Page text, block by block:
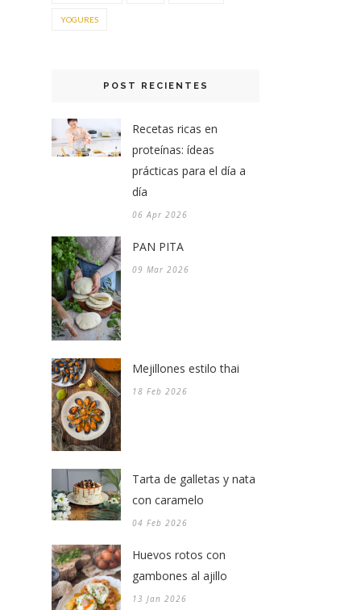
YOGURES
POST RECIENTES
Recetas ricas en
proteínas: ídeas
prácticas para el día a
día
06 Apr 2026
PAN PITA
09 Mar 2026
Mejillones estilo thai
18 Feb 2026
Tarta de galletas y nata
con caramelo
04 Feb 2026
Huevos rotos con
gambones al ajillo
13 Jan 2026